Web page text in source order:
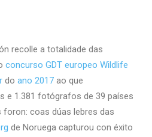
recolle a totalidade das
concurso GDT europeo Wildlife
do ano 2017 ao que
e 1.381 fotógrafos de 39 países
coas dúas lebres das
de Noruega capturou con éxito